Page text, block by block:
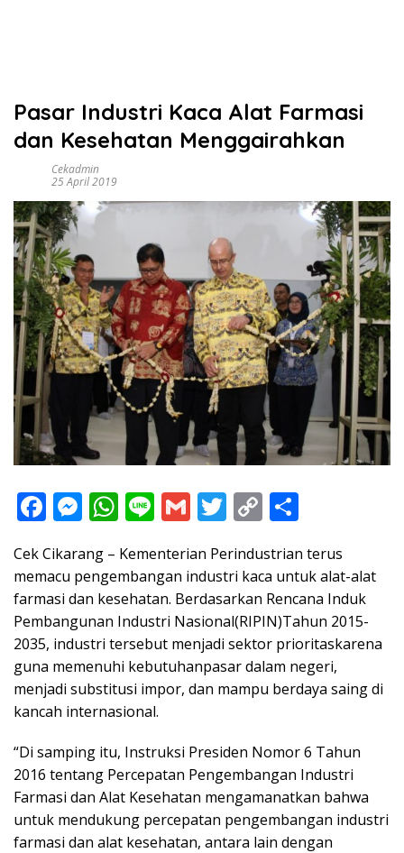
Pasar Industri Kaca Alat Farmasi
dan Kesehatan Menggairahkan
Cekadmin
25 April 2019
F
e
b
o
o
k
M
ss
e
n
g
er
W
at
s
A
p
p
Li
e
G
ai
l
T
itt
er
C
p
y
Li
n
k
ar
e
Cek Cikarang – Kementerian Perindustrian terus
memacu pengembangan industri kaca untuk alat-alat
farmasi dan kesehatan. Berdasarkan Rencana Induk
Pembangunan Industri Nasional(RIPIN)Tahun 2015-
2035, industri tersebut menjadi sektor prioritaskarena
guna memenuhi kebutuhanpasar dalam negeri,
menjadi substitusi impor, dan mampu berdaya saing di
kancah internasional.
“Di samping itu, Instruksi Presiden Nomor 6 Tahun
2016 tentang Percepatan Pengembangan Industri
Farmasi dan Alat Kesehatan mengamanatkan bahwa
untuk mendukung percepatan pengembangan industri
farmasi dan alat kesehatan, antara lain dengan